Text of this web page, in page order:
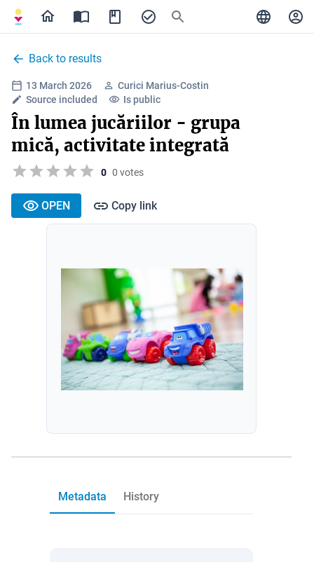
Back to results
13 March 2026
Curici Marius-Costin
Source included
Is public
În lumea jucăriilor - grupa
mică, activitate integrată
0 0 votes
OPEN Copy link
Metadata History